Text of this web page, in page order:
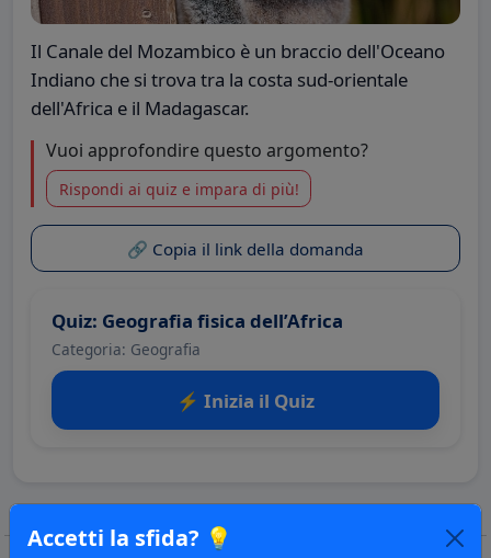
Accetti la sfida? 💡
Il Canale del Mozambico è un braccio dell'Oceano
Indiano che si trova tra la costa sud-orientale
dell'Africa e il Madagascar.
Vuoi approfondire questo argomento?
Rispondi ai quiz e impara di più!
🔗 Copia il link della domanda
Quiz: Geografia fisica dell’Africa
Categoria: Geografia
⚡ Inizia il Quiz